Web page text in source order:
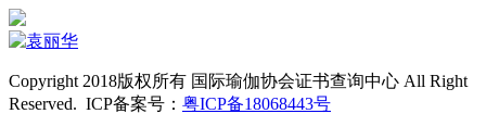
Copyright 2018版权所有 国际瑜伽协会证书查询中心 All Right
Reserved. ICP备案号： 粤ICP备18068443号